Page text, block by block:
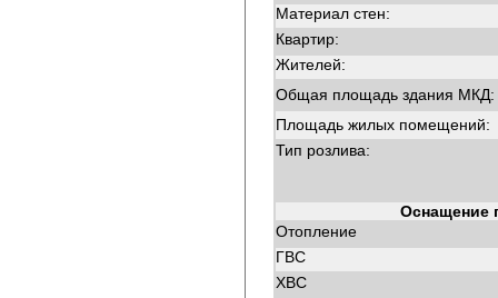
Материал стен:
Квартир:
Жителей:
Общая площадь здания МКД:
Площадь жилых помещений:
Тип розлива:
Оснащение
Отопление
ГВС
ХВС